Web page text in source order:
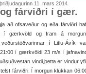
11. mars 2014
fárviðri í gær.
að ofsaveður og eða fárviðri
gærkvöld og fram á morgun.
í Litlu-Ávík
í gærkvöldi 23 m/s í
vindi,þetta er vindur
fárviðri. Í morgun klukkan